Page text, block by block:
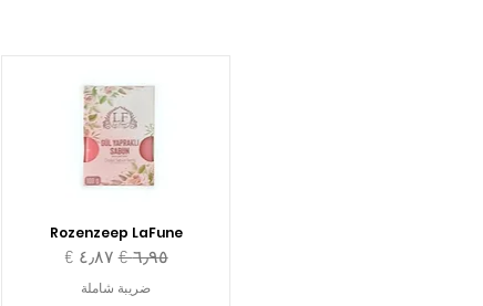
Rozenzeep LaFune
سعر عادي‏٦٫٩٥ € سعر البيع
ضريبة شاملة